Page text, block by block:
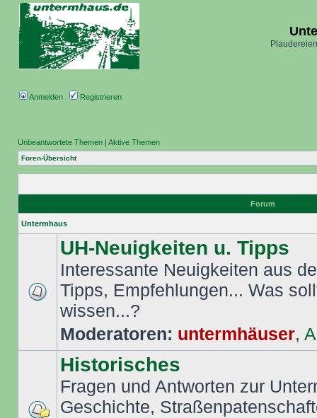
Anmelden Registrieren
Unbeantwortete Themen | Aktive Themen
Foren-Übersicht
Forum
Untermhaus
UH-Neuigkeiten u. Tipps
Interessante Neuigkeiten aus
Tipps, Empfehlungen... Was
wissen...?
Moderatoren: untermhäuser,
Historisches
Fragen und Antworten zur
Geschichte,